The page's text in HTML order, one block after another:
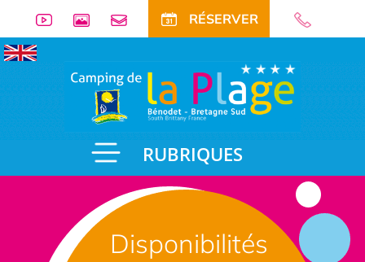
RÉSERVER
RUBRIQUES
Disponibilités